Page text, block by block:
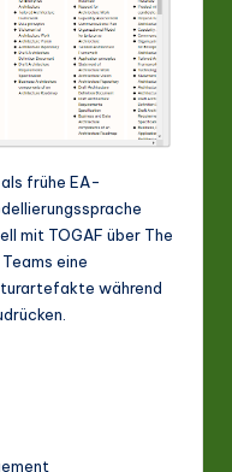
frühe EA-
mit TOGAF über The
eine
während